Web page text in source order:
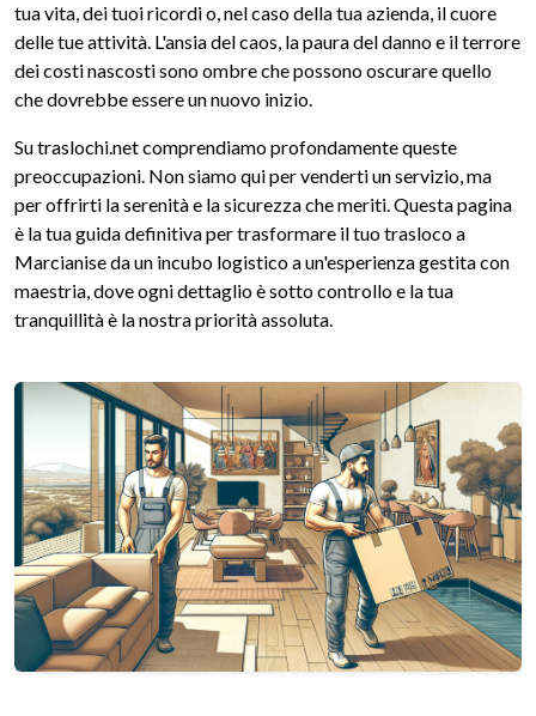
tua vita, dei tuoi ricordi o, nel caso della tua azienda, il cuore
delle tue attività. L'ansia del caos, la paura del danno e il terrore
dei costi nascosti sono ombre che possono oscurare quello
che dovrebbe essere un nuovo inizio.
Su traslochi.net comprendiamo profondamente queste
preoccupazioni. Non siamo qui per venderti un servizio, ma
per offrirti la serenità e la sicurezza che meriti. Questa pagina
è la tua guida definitiva per trasformare il tuo trasloco a
Marcianise da un incubo logistico a un'esperienza gestita con
maestria, dove ogni dettaglio è sotto controllo e la tua
tranquillità è la nostra priorità assoluta.